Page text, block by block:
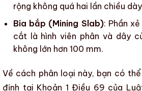
rộng không quá hai lần chiều
Bia bắp (Mining Slab): Phần
cắt là hình viên phân và dây
không lớn hơn 100 mm.
Về cách phân loại này, bạn có
định tại Khoản 1 Điều 69 của